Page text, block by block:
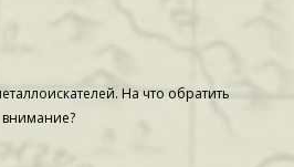
На что обратить
внимание?